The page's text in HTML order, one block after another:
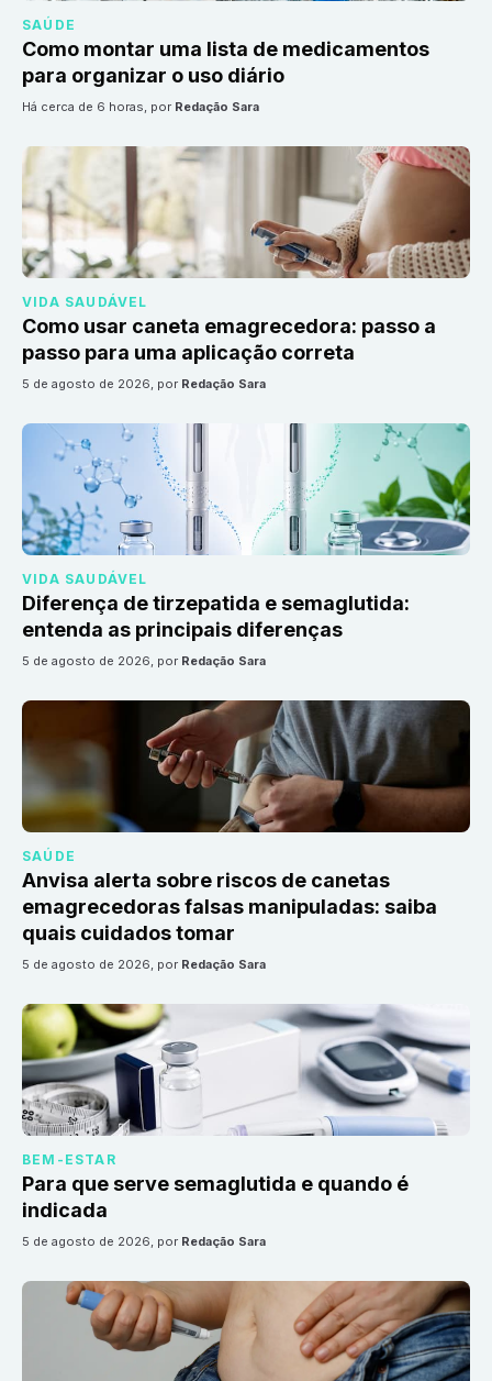
SAÚDE
Como montar uma lista de medicamentos
para organizar o uso diário
há cerca de 6 horas, por Redação Sara
VIDA SAUDÁVEL
Como usar caneta emagrecedora: passo a
passo para uma aplicação correta
5 de agosto de 2026, por Redação Sara
VIDA SAUDÁVEL
Diferença de tirzepatida e semaglutida:
entenda as principais diferenças
5 de agosto de 2026, por Redação Sara
SAÚDE
Anvisa alerta sobre riscos de canetas
emagrecedoras falsas manipuladas: saiba
quais cuidados tomar
5 de agosto de 2026, por Redação Sara
BEM-ESTAR
Para que serve semaglutida e quando é
indicada
5 de agosto de 2026, por Redação Sara